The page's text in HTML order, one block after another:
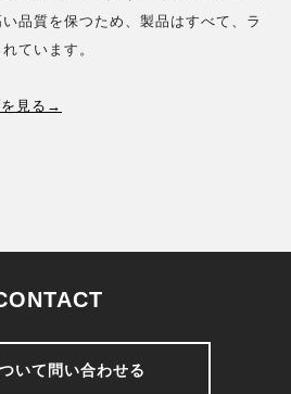
品質を保つため、製品はすべて、ラ
ています。
見る→
いて問い合わせる